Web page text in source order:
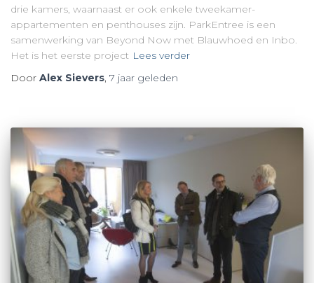
drie kamers, waarnaast er ook enkele tweekamer-
appartementen en penthouses zijn. ParkEntree is een
samenwerking van Beyond Now met Blauwhoed en Inbo.
Het is het eerste project Lees verder
Door Alex Sievers, 7 jaar geleden